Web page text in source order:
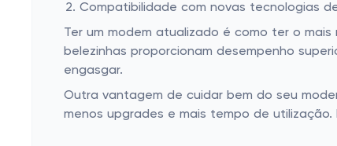
Compatibilidade com novas tecnologias
Ter um modem atualizado é como ter o
belezinhas proporcionam desempenho
engasgar.
Outra vantagem de cuidar bem do seu
menos upgrades e mais tempo de